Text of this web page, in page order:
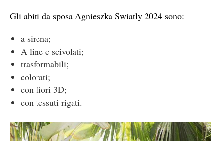
Gli abiti da sposa Agnieszka Swiatly 2024 sono:
a sirena;
A line e scivolati;
trasformabili;
colorati;
con fiori 3D;
con tessuti rigati.